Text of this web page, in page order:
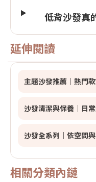
低背沙發真
延伸閱讀
主題沙發推薦｜熱門
沙發清潔與保養｜日
沙發全系列｜依空間
相關分類內鏈